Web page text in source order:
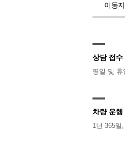
이동
상담 접수
평일 및 휴
차량 운행
1년 365일